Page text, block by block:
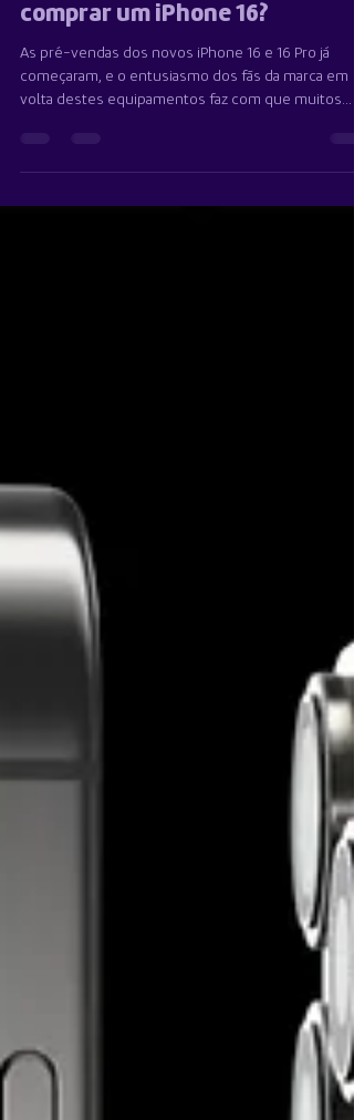
Quantos dias de trabalho são
necessários para um angolano
comprar um iPhone 16?